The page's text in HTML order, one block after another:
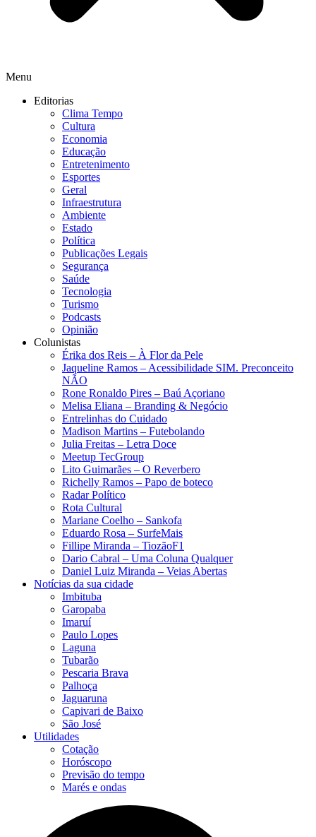
Menu
Editorias
Clima Tempo
Cultura
Economia
Educação
Entretenimento
Esportes
Geral
Infraestrutura
Ambiente
Estado
Política
Publicações Legais
Segurança
Saúde
Tecnologia
Turismo
Podcasts
Opinião
Colunistas
Érika dos Reis​ – À Flor da Pele
Jaqueline Ramos – Acessibilidade SIM. Preconceito
NÃO
Rone Ronaldo Pires – Baú Açoriano
Melisa Eliana – Branding & Negócio
Entrelinhas do Cuidado
Madison Martins – Futebolando
Julia Freitas​ – Letra Doce
Meetup TecGroup
Lito Guimarães – O Reverbero
Richelly Ramos​ – Papo de boteco
Radar Político
Rota Cultural
Mariane Coelho – Sankofa
Eduardo Rosa​ – SurfeMais
Fillipe Miranda – TiozãoF1
Dario Cabral – Uma Coluna Qualquer
Daniel Luiz Miranda – Veias Abertas
Notícias da sua cidade
Imbituba
Garopaba
Imaruí
Paulo Lopes
Laguna
Tubarão
Pescaria Brava
Palhoça
Jaguaruna
Capivari de Baixo
São José
Utilidades
Cotação
Horóscopo
Previsão do tempo
Marés e ondas